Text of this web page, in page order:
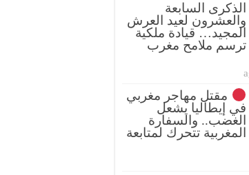
الذكرى السابعة
والعشرون لعيد العرش
المجيد… قيادة ملكية
ترسم ملامح مغرب
مقتل مهاجر مغربي
في إيطاليا يشعل
الغضب.. والسفارة
المغربية تتحرك لمتابعة